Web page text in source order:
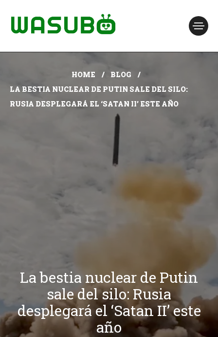
HOME
BLOG
LA BESTIA NUCLEAR DE PUTIN SALE DEL SILO:
RUSIA DESPLEGARÁ EL ‘SATAN II’ ESTE AÑO
La bestia nuclear de Putin
sale del silo: Rusia
desplegará el ‘Satan II’ este
año